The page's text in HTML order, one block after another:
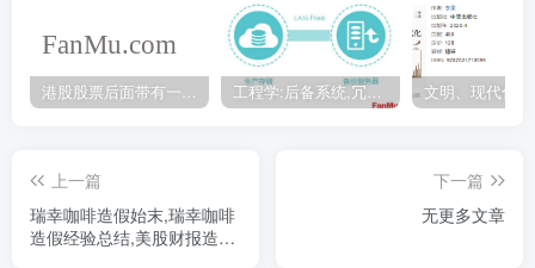
工程学:后备系统,冗余备份系统,冗余设计系统-芒格多学科思维模型
上一篇
瑞幸咖啡造假始末,瑞幸咖啡
造假经验总结,美股财报造假
下一篇
无更多文章